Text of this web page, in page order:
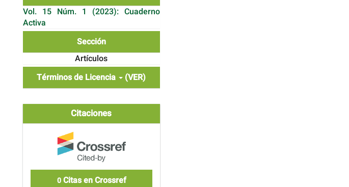
Vol. 15 Núm. 1 (2023): Cuaderno
Activa
Sección
Artículos
Términos de Licencia
(VER)
Citaciones
0Citas en Crossref